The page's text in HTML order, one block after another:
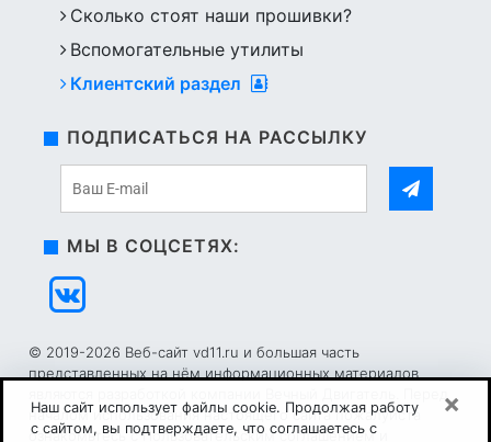
Наш сайт использует файлы cookie. Продолжая работу
с сайтом, вы подтверждаете, что соглашаетесь с
×
Сколько стоят наши прошивки?
Вспомогательные утилиты
Клиентский раздел
ПОДПИСАТЬСЯ НА РАССЫЛКУ
МЫ В СОЦСЕТЯХ:
© 2019-2026 Веб-сайт vd11.ru и большая часть
представленных на нём информационных материалов
началом использования настоящего сайта пожалуйста
ознакомьтесь сПользовательским соглашениеми